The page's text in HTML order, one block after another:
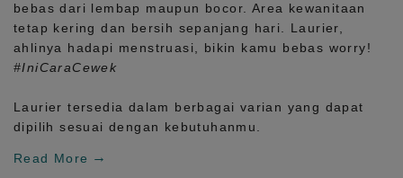
bebas dari lembap maupun bocor. Area kewanitaan
tetap kering dan bersih sepanjang hari.
Laurier,
ahlinya hadapi menstruasi, bikin kamu bebas worry!
#IniCaraCewek
Laurier tersedia dalam berbagai varian yang dapat
dipilih sesuai dengan kebutuhanmu.
Read More